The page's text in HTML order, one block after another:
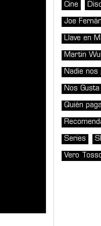
Cine
Joe
Llave en
Martin
Nadie nos
Nos
Quién
Series
Vero